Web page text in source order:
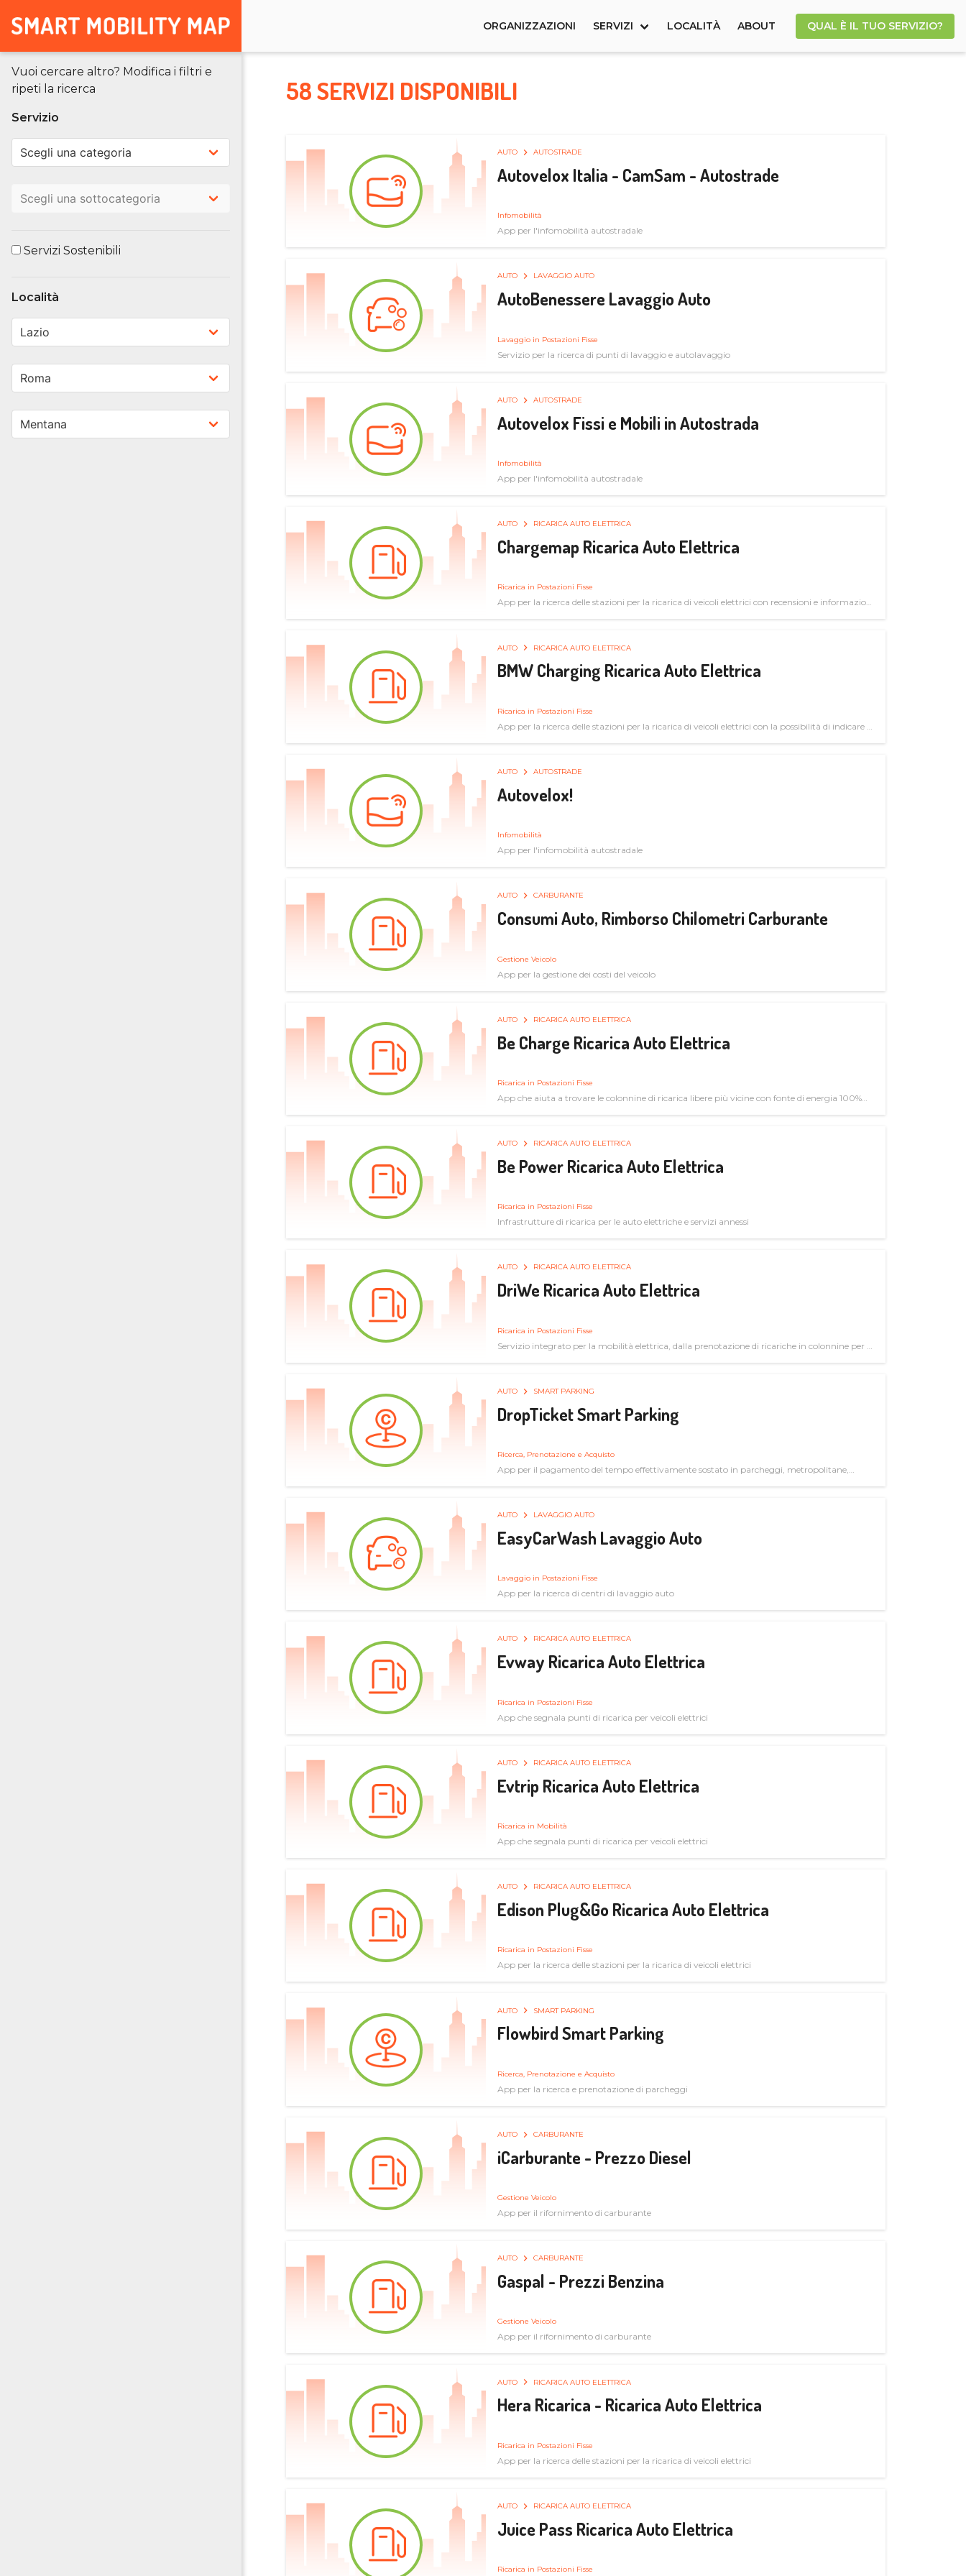
ORGANIZZAZIONI SERVIZI LOCALITÀ ABOUT QUAL È IL TUO SERVIZIO?
Vuoi cercare altro? Modifica i filtri e
ripeti la ricerca
Servizio
Servizi Sostenibili
Località
58 SERVIZI DISPONIBILI
AUTO AUTOSTRADE
Autovelox Italia - CamSam - Autostrade
Infomobilità
App per l'infomobilità autostradale
AUTO LAVAGGIO AUTO
AutoBenessere Lavaggio Auto
Lavaggio in Postazioni Fisse
Servizio per la ricerca di punti di lavaggio e autolavaggio
AUTO AUTOSTRADE
Autovelox Fissi e Mobili in Autostrada
Infomobilità
App per l'infomobilità autostradale
AUTO RICARICA AUTO ELETTRICA
Chargemap Ricarica Auto Elettrica
Ricarica in Postazioni Fisse
App per la ricerca delle stazioni per la ricarica di veicoli elettrici con recensioni e informazioni
AUTO RICARICA AUTO ELETTRICA
BMW Charging Ricarica Auto Elettrica
Ricarica in Postazioni Fisse
App per la ricerca delle stazioni per la ricarica di veicoli elettrici con la possibilità di indicare le
AUTO AUTOSTRADE
Autovelox!
Infomobilità
App per l'infomobilità autostradale
AUTO CARBURANTE
Consumi Auto, Rimborso Chilometri Carburante
Gestione Veicolo
App per la gestione dei costi del veicolo
AUTO RICARICA AUTO ELETTRICA
Be Charge Ricarica Auto Elettrica
Ricarica in Postazioni Fisse
App che aiuta a trovare le colonnine di ricarica libere più vicine con fonte di energia 100%
AUTO RICARICA AUTO ELETTRICA
Be Power Ricarica Auto Elettrica
Ricarica in Postazioni Fisse
Infrastrutture di ricarica per le auto elettriche e servizi annessi
AUTO RICARICA AUTO ELETTRICA
DriWe Ricarica Auto Elettrica
Ricarica in Postazioni Fisse
Servizio integrato per la mobilità elettrica, dalla prenotazione di ricariche in colonnine per il
AUTO SMART PARKING
DropTicket Smart Parking
Ricerca, Prenotazione e Acquisto
App per il pagamento del tempo effettivamente sostato in parcheggi, metropolitane,
AUTO LAVAGGIO AUTO
EasyCarWash Lavaggio Auto
Lavaggio in Postazioni Fisse
App per la ricerca di centri di lavaggio auto
AUTO RICARICA AUTO ELETTRICA
Evway Ricarica Auto Elettrica
Ricarica in Postazioni Fisse
App che segnala punti di ricarica per veicoli elettrici
AUTO RICARICA AUTO ELETTRICA
Evtrip Ricarica Auto Elettrica
Ricarica in Mobilità
App che segnala punti di ricarica per veicoli elettrici
AUTO RICARICA AUTO ELETTRICA
Edison Plug&Go Ricarica Auto Elettrica
Ricarica in Postazioni Fisse
App per la ricerca delle stazioni per la ricarica di veicoli elettrici
AUTO SMART PARKING
Flowbird Smart Parking
Ricerca, Prenotazione e Acquisto
App per la ricerca e prenotazione di parcheggi
AUTO CARBURANTE
iCarburante - Prezzo Diesel
Gestione Veicolo
App per il rifornimento di carburante
AUTO CARBURANTE
Gaspal - Prezzi Benzina
Gestione Veicolo
App per il rifornimento di carburante
AUTO RICARICA AUTO ELETTRICA
Hera Ricarica - Ricarica Auto Elettrica
Ricarica in Postazioni Fisse
App per la ricerca delle stazioni per la ricarica di veicoli elettrici
AUTO RICARICA AUTO ELETTRICA
Juice Pass Ricarica Auto Elettrica
Ricarica in Postazioni Fisse